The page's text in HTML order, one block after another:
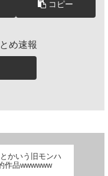
コピー
め速報
かいう旧モンハ
作品wwwwww